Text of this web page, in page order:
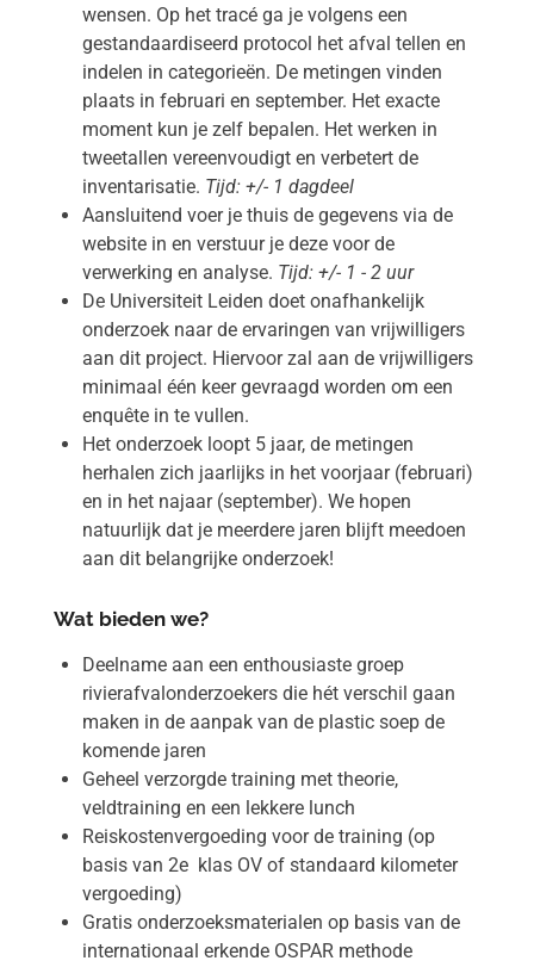
wensen. Op het tracé ga je volgens een
gestandaardiseerd protocol het afval tellen en
indelen in categorieën. De metingen vinden
plaats in februari en september. Het exacte
moment kun je zelf bepalen. Het werken in
tweetallen vereenvoudigt en verbetert de
inventarisatie. Tijd: +/- 1 dagdeel
Aansluitend voer je thuis de gegevens via de
website in en verstuur je deze voor de
verwerking en analyse. Tijd: +/- 1 - 2 uur
De Universiteit Leiden doet onafhankelijk
onderzoek naar de ervaringen van vrijwilligers
aan dit project. Hiervoor zal aan de vrijwilligers
minimaal één keer gevraagd worden om een
enquête in te vullen.
Het onderzoek loopt 5 jaar, de metingen
herhalen zich jaarlijks in het voorjaar (februari)
en in het najaar (september). We hopen
natuurlijk dat je meerdere jaren blijft meedoen
aan dit belangrijke onderzoek!
Wat bieden we?
Deelname aan een enthousiaste groep
rivierafvalonderzoekers die hét verschil gaan
maken in de aanpak van de plastic soep de
komende jaren
Geheel verzorgde training met theorie,
veldtraining en een lekkere lunch
Reiskostenvergoeding voor de training (op
basis van 2e klas OV of standaard kilometer
vergoeding)
Gratis onderzoeksmaterialen op basis van de
internationaal erkende OSPAR methode